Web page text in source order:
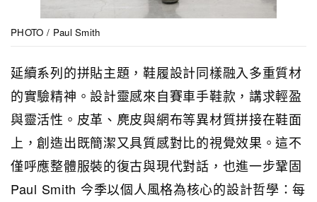
PHOTO / Paul Smith
延續系列的拼貼主題，鞋履設計同樣融入多重質材
的實驗精神。設計靈感來自賽車手鞋款，講求輕盈
與靈活性。皮革、麂皮與網布等異材質拼接在鞋面
上，創造出既簡潔又具質感對比的視覺效果。這不
僅呼應整體服裝的復古與現代對話，也進一步鞏固
Paul Smith 今季以個人風格為核心的設計哲學：每